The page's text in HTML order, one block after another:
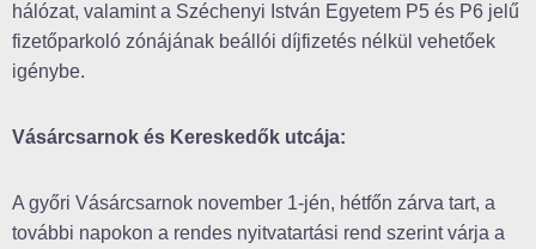
hálózat, valamint a Széchenyi István Egyetem P5 és P6 jelű
fizetőparkoló zónájának beállói díjfizetés nélkül vehetőek
igénybe.
Vásárcsarnok és Kereskedők utcája:
A győri Vásárcsarnok november 1-jén, hétfőn zárva tart, a
további napokon a rendes nyitvatartási rend szerint várja a